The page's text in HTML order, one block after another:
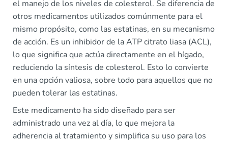
el manejo de los niveles de colesterol. Se diferencia de
otros medicamentos utilizados comúnmente para el
mismo propósito, como las estatinas, en su mecanismo
de acción. Es un inhibidor de la ATP citrato liasa (ACL),
lo que significa que actúa directamente en el hígado,
reduciendo la síntesis de colesterol. Esto lo convierte
en una opción valiosa, sobre todo para aquellos que no
pueden tolerar las estatinas.
Este medicamento ha sido diseñado para ser
administrado una vez al día, lo que mejora la
adherencia al tratamiento y simplifica su uso para los